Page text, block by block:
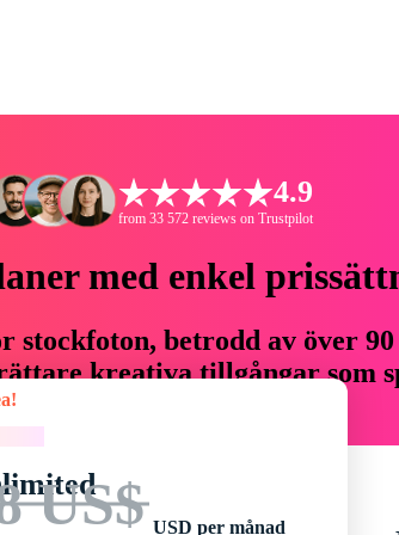
4.9
from 33 572 reviews on Trustpilot
med enkel
stockfoton, betrodd av över
kreativa tillgångar som
US$ USD per månad